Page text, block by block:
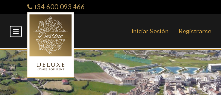
+34 600 093 466
Iniciar Sesión Registrarse